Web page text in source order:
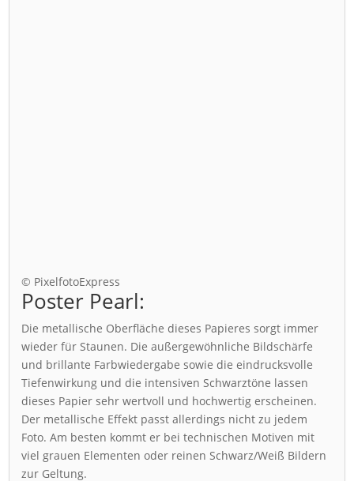
© PixelfotoExpress
Poster Pearl:
Die metallische Oberfläche dieses Papieres sorgt immer
wieder für Staunen. Die außergewöhnliche Bildschärfe
und brillante Farbwiedergabe sowie die eindrucksvolle
Tiefenwirkung und die intensiven Schwarztöne lassen
dieses Papier sehr wertvoll und hochwertig erscheinen.
Der metallische Effekt passt allerdings nicht zu jedem
Foto. Am besten kommt er bei technischen Motiven mit
viel grauen Elementen oder reinen Schwarz/Weiß Bildern
zur Geltung.